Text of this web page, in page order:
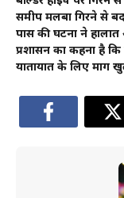
समीप मलबा गिरने से
पास की घटना ने हालात
प्रशासन का कहना है कि
यातायात के लिए मार्ग